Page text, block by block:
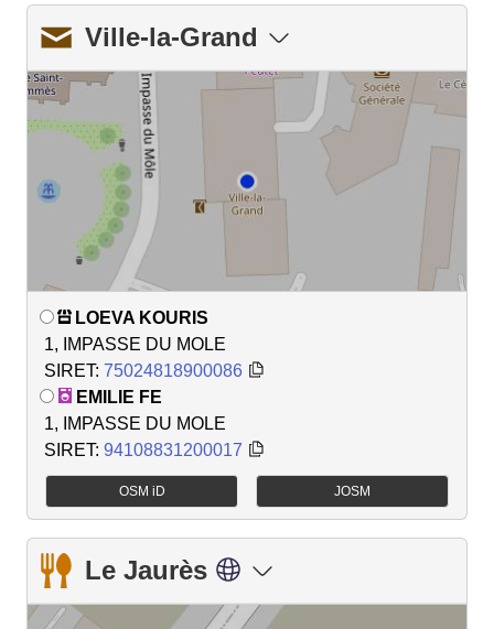
Ville-la-Grand
LOEVA KOURIS
1, IMPASSE DU MOLE
SIRET: 75024818900086
EMILIE FE
1, IMPASSE DU MOLE
SIRET: 94108831200017
OSM iD JOSM
Le Jaurès